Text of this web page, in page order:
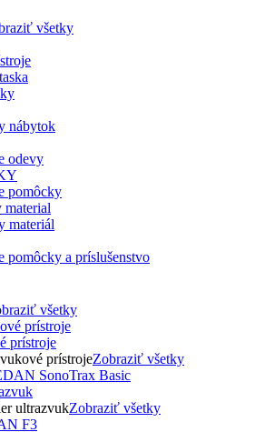
všetky
nábytok
odevy
pomôcky
materiál
pomôcky a príslušenstvo
všetky
prístroje
prístrojeZobraziť všetky
ultrazvukZobraziť všetky